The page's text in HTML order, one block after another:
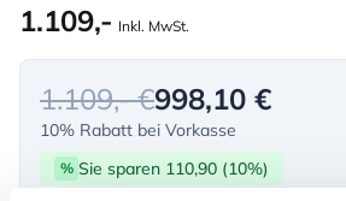
1.109,- Inkl. MwSt.
1.109,- €998,10 €
10% Rabatt bei Vorkasse
% Sie sparen 110,90 (10%)